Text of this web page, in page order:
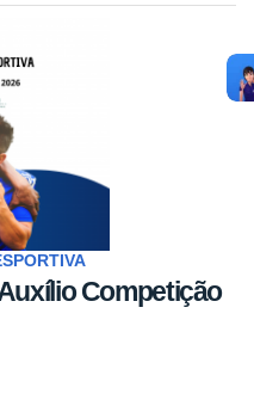
Competição